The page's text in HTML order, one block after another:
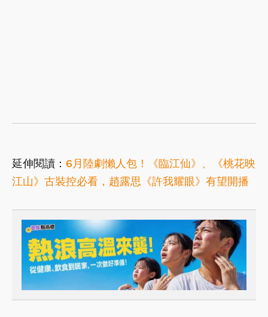
延伸閱讀： 6月陸劇懶人包！《臨江仙》、《桃花映
江山》古裝控必看，趙露思《許我耀眼》有望開播